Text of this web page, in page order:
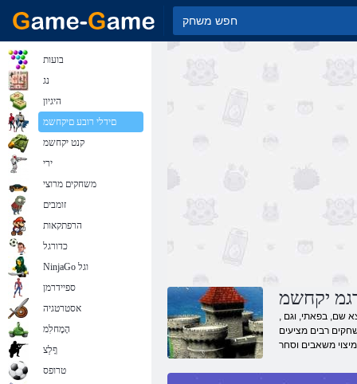
יקחשמ
, מגדלי משחק מקוונים חינם ולהתחיל לשחק אירועים מרגשים עכשיו! כאסטרטג מיומן, עליך מלכתחילה המתקנים באתר כדי ליצור את ההגנה אדמותיהם מאויב פוטנציאלי. זה כבר נמצא שם, בפאתי, וגם
רבים מציעים
בועות
נג
היגיון
םידלי רובע םיקחשמ
קנט יקחשמ
ירי
משחקים מרוצי
זומבים
הרפתקאות
כדורגל
NinjaGo וגל
ספיידרמן
אסטרטגיה
הָמָחלִמ
ףָלַצ
טרופס